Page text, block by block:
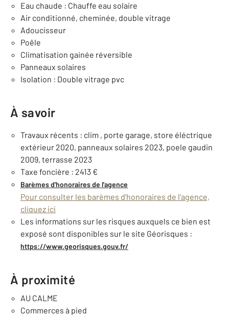
Eau chaude : Chauffe eau solaire
Air conditionné, cheminée, double vitrage
Adoucisseur
Poêle
Climatisation gainée réversible
Panneaux solaires
Isolation : Double vitrage pvc
À savoir
Travaux récents : clim , porte garage, store éléctrique
extérieur 2020, panneaux solaires 2023, poele gaudin
2009, terrasse 2023
Taxe foncière : 2413 €
Barèmes d'honoraires de l'agence
Pour consulter les barèmes d'honoraires de l'agence,
cliquez ici
Les informations sur les risques auxquels ce bien est
exposé sont disponibles sur le site Géorisques :
https://www.georisques.gouv.fr/
À proximité
AU CALME
Commerces à pied